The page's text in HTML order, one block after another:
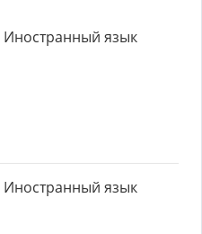
Иностранный язык
Иностранный язык